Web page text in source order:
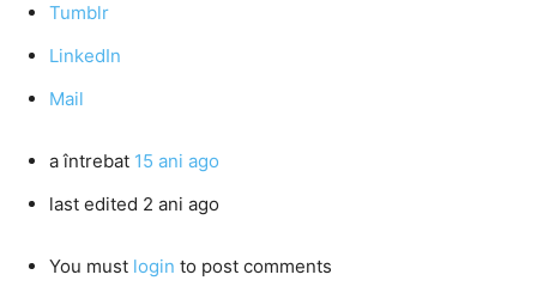
Tumblr
LinkedIn
Mail
a întrebat 15 ani ago
last edited 2 ani ago
You must login to post comments